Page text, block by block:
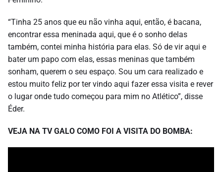
“Tinha 25 anos que eu não vinha aqui, então, é bacana,
encontrar essa meninada aqui, que é o sonho delas
também, contei minha história para elas. Só de vir aqui e
bater um papo com elas, essas meninas que também
sonham, querem o seu espaço. Sou um cara realizado e
estou muito feliz por ter vindo aqui fazer essa visita e rever
o lugar onde tudo começou para mim no Atlético”, disse
Éder.
VEJA NA TV GALO COMO FOI A VISITA DO BOMBA: